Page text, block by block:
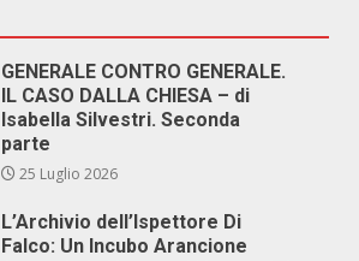
GENERALE CONTRO GENERALE.
IL CASO DALLA CHIESA – di
Isabella Silvestri. Seconda
parte
25 Luglio 2026
L’Archivio dell’Ispettore Di
Falco: Un Incubo Arancione